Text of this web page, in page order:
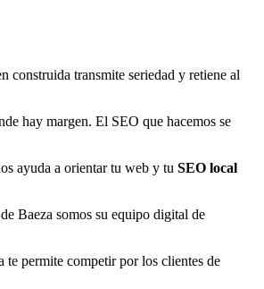
construida transmite seriedad y retiene al
hay margen. El SEO que hacemos se
ayuda a orientar tu web y tu SEO local
Baeza somos su equipo digital de
permite competir por los clientes de